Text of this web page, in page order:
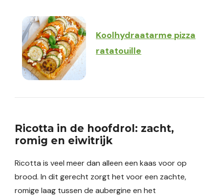
Koolhydraatarme pizza
ratatouille
Ricotta in de hoofdrol: zacht,
romig en eiwitrijk
Ricotta is veel meer dan alleen een kaas voor op
brood. In dit gerecht zorgt het voor een zachte,
romige laag tussen de aubergine en het